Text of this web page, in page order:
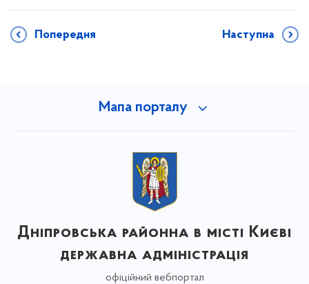
Попередня Наступна
Мапа порталу
Дніпровська районна в місті Києві
державна адміністрація
офіційний вебпортал